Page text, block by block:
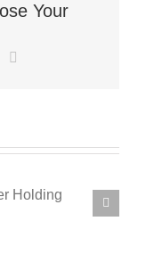
Your
Restaurant –
Homepage